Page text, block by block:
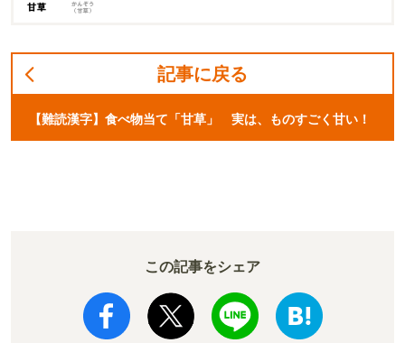
記事に戻る
【難読漢字】食べ物当て「甘草」 実は、ものすごく甘い！
この記事をシェア